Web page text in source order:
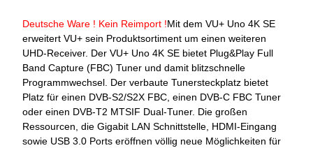
Deutsche Ware ! Kein Reimport !Mit dem VU+ Uno 4K SE
erweitert VU+ sein Produktsortiment um einen weiteren
UHD-Receiver. Der VU+ Uno 4K SE bietet Plug&Play Full
Band Capture (FBC) Tuner und damit blitzschnelle
Programmwechsel. Der verbaute Tunersteckplatz bietet
Platz für einen DVB-S2/S2X FBC, einen DVB-C FBC Tuner
oder einen DVB-T2 MTSIF Dual-Tuner. Die großen
Ressourcen, die Gigabit LAN Schnittstelle, HDMI-Eingang
sowie USB 3.0 Ports eröffnen völlig neue Möglichkeiten für